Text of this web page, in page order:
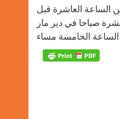
الرئاسة العامة الجديد التهاني يومي السبت والاثنين 13 و 15 آب من الساعة العاشرة قبل
في تمام الساعة الحادية عشرة صباحا في دير مار